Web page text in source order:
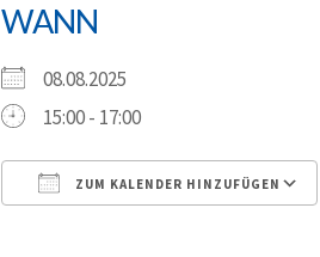
WANN
08.08.2025
15:00 - 17:00
ZUM KALENDER HINZUFÜGEN